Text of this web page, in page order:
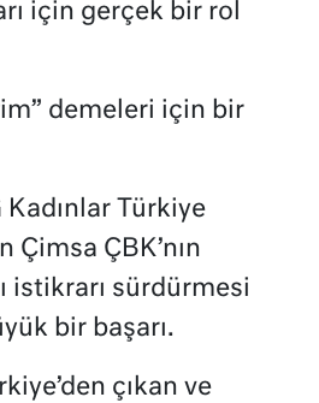
için gerçek bir rol
demeleri için bir
Türkiye
Çimsa ÇBK’nın
istikrarı sürdürmesi
bir başarı.
çıkan ve